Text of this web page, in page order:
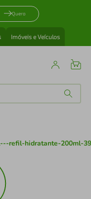
Quero
Imóveis e Veículos
refil-hidratante-200ml-